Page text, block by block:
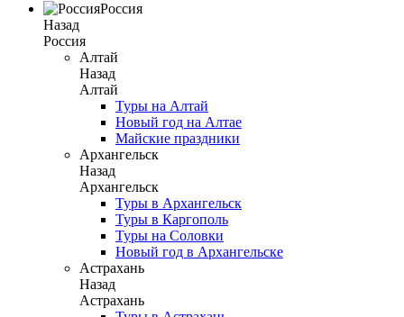
Россия
Назад
Россия
Алтай
Назад
Алтай
Туры на Алтай
Новый год на Алтае
Майские праздники
Архангельск
Назад
Архангельск
Туры в Архангельск
Туры в Каргополь
Туры на Соловки
Новый год в Архангельске
Астрахань
Назад
Астрахань